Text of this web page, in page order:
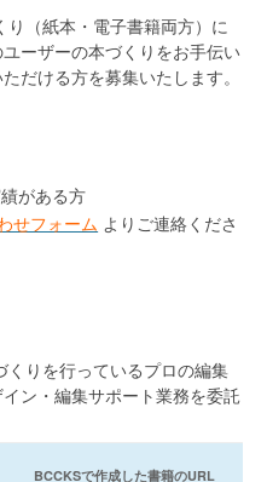
り（紙本・電子書籍両方）に
ーザーの本づくりをお手伝い
だける方を募集いたします。
がある方
せフォーム よりご連絡くださ
くりを行っているプロの編集
ン・編集サポート業務を委託
BCCKSで作成した書籍のURL